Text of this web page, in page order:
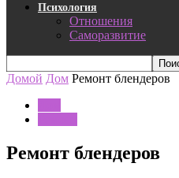
Психология
Отношения
Саморазвитие
Домой Дом Ремонт блендеров
Ремонт блендеров